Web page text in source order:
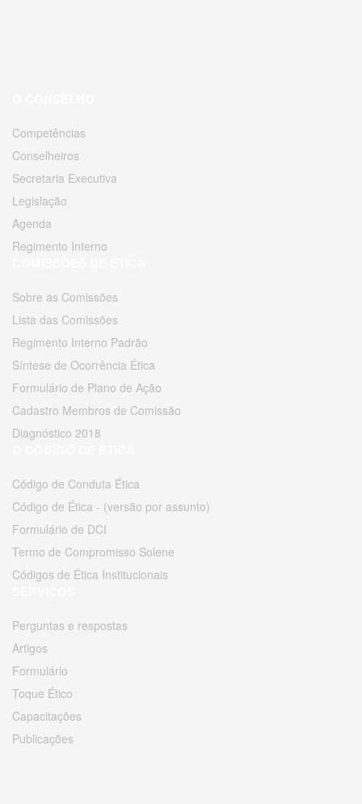
Competências
Conselheiros
Secretaria Executiva
Legislação
Agenda
Regimento Interno
Sobre as Comissões
Lista das Comissões
Regimento Interno Padrão
Síntese de Ocorrência Ética
Formulário de Plano de Ação
Cadastro Membros de Comissão
Diagnóstico 2018
Código de Conduta Ética
Código de Ética - (versão por assunto)
Formulário de DCI
Termo de Compromisso Solene
Códigos de Ética Institucionais
Perguntas e respostas
Artigos
Formulário
Toque Ético
Capacitações
Publicações